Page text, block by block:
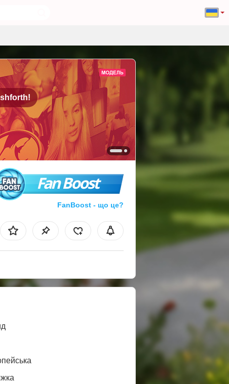
Fan Boost
FanBoost - що це?